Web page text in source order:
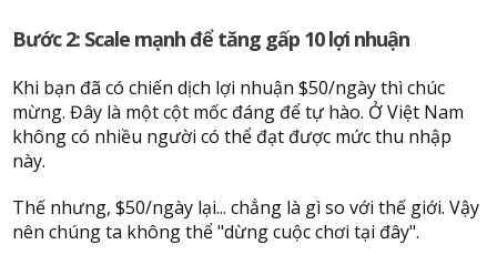
Bước 2: Scale mạnh để tăng gấp 10 lợi nhuận
Khi bạn đã có chiến dịch lợi nhuận $50/ngày thì chúc
mừng. Đây là một cột mốc đáng để tự hào. Ở Việt Nam
không có nhiều người có thể đạt được mức thu nhập
này.
Thế nhưng, $50/ngày lại... chẳng là gì so với thế giới. Vậy
nên chúng ta không thể "dừng cuộc chơi tại đây".